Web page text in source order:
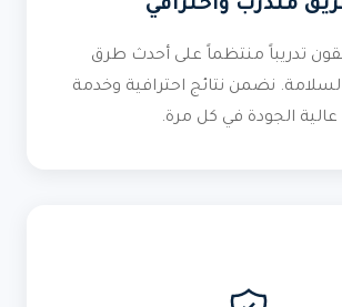
متدرب واحترافي
تدريباً منتظماً على أحدث طرق
نضمن نتائج احترافية وخدمة
عالية الجودة في كل مرة.